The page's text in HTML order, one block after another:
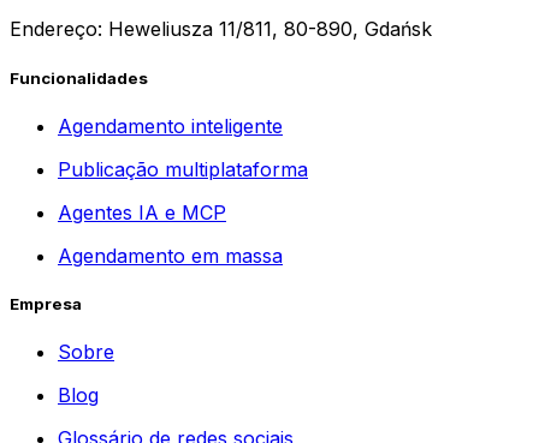
Endereço: Heweliusza 11/811, 80-890, Gdańsk
Funcionalidades
Agendamento inteligente
Publicação multiplataforma
Agentes IA e MCP
Agendamento em massa
Empresa
Sobre
Blog